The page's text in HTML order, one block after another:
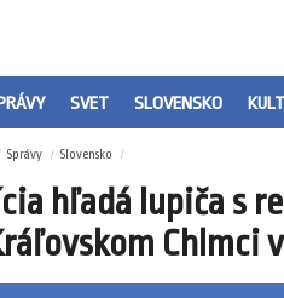
SVET SLOVENSKO
Správy Slovensko
hľadá lupiča s
Chlmci